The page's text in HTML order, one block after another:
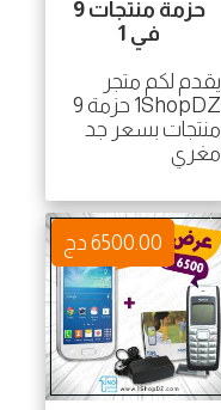
حزمة منتجات 9
في 1
يقدم لكم متجر
1ShopDZ حزمة 9
منتجات بسعر جد
مغري
6500.00 دج